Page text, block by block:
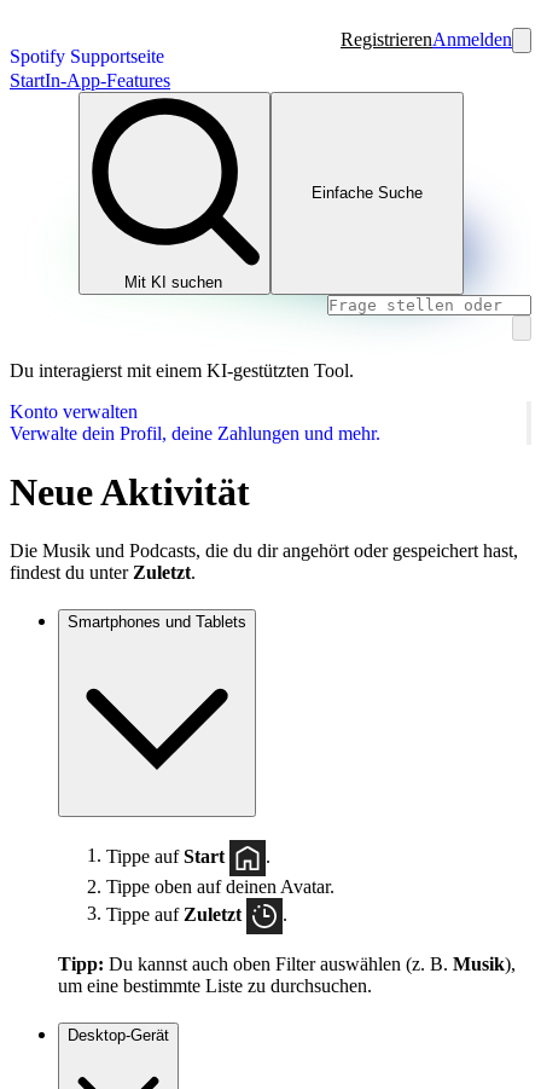
Spotify Supportseite
RegistrierenAnmelden
StartIn-App-Features
Mit KI suchen
Einfache Suche
Du interagierst mit einem KI-gestützten Tool.
Konto verwalten
Verwalte dein Profil, deine Zahlungen und mehr.
Neue Aktivität
Die Musik und Podcasts, die du dir angehört oder gespeichert hast,
findest du unter Zuletzt.
Smartphones und Tablets
Tippe aufStart
.
Tippe oben auf deinen Avatar.
Tippe auf Zuletzt .
Tipp: Du kannst auch oben Filter auswählen (z. B. Musik),
um eine bestimmte Liste zu durchsuchen.
Desktop-Gerät